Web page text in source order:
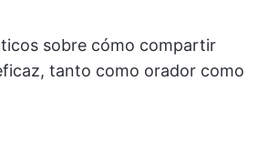
sobre cómo compartir
tanto como orador como